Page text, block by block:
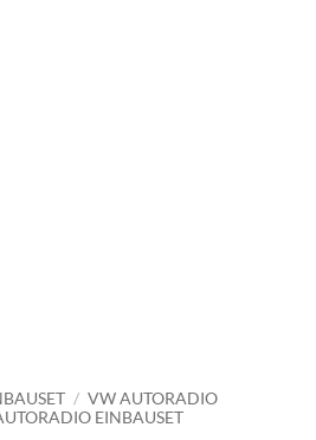
/ VW AUTORADIO
EINBAUSET